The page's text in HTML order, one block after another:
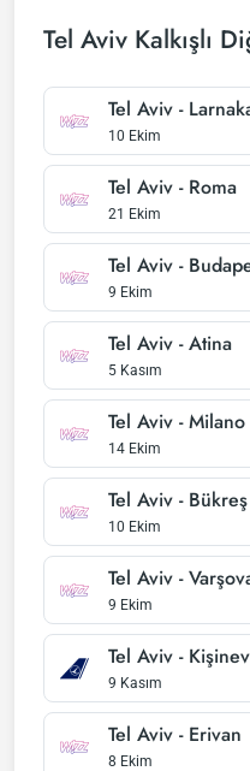
Tel Aviv Kalkışlı
Tel Aviv -
10 Ekim
Tel Aviv - Roma
21 Ekim
Tel Aviv -
9 Ekim
Tel Aviv - Atina
5 Kasım
Tel Aviv - Milano
14 Ekim
Tel Aviv - Bükreş
10 Ekim
Tel Aviv -
9 Ekim
Tel Aviv - Kişinev
9 Kasım
Tel Aviv - Erivan
8 Ekim